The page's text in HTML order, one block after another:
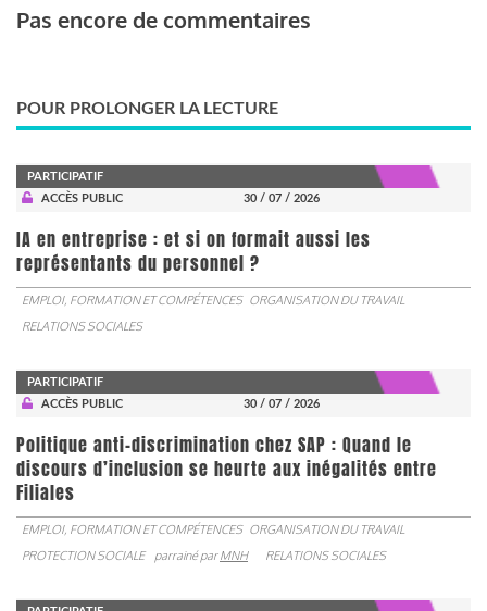
Pas encore de commentaires
POUR PROLONGER LA LECTURE
PARTICIPATIF
ACCÈS PUBLIC
30 / 07 / 2026
IA en entreprise : et si on formait aussi les
représentants du personnel ?
EMPLOI, FORMATION ET COMPÉTENCES ORGANISATION DU TRAVAIL
RELATIONS SOCIALES
PARTICIPATIF
ACCÈS PUBLIC
30 / 07 / 2026
Politique anti-discrimination chez SAP : Quand le
discours d’inclusion se heurte aux inégalités entre
Filiales
EMPLOI, FORMATION ET COMPÉTENCES ORGANISATION DU TRAVAIL
PROTECTION SOCIALE
parrainé parMNH RELATIONS SOCIALES